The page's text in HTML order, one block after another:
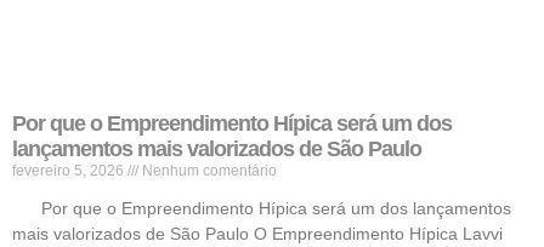
Por que o Empreendimento Hípica será um dos
lançamentos mais valorizados de São Paulo
fevereiro 5, 2026 Nenhum comentário
Por que o Empreendimento Hípica será um dos lançamentos
mais valorizados de São Paulo O Empreendimento Hípica Lavvi